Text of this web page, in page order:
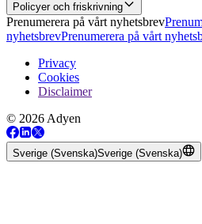
Policyer och friskrivning
Prenumerera på vårt nyhetsbrev
nyhetsbrevPrenumerera på vårt
Privacy
Cookies
Disclaimer
© 2026 Adyen
Sverige (Svenska)Sverige (Svenska)